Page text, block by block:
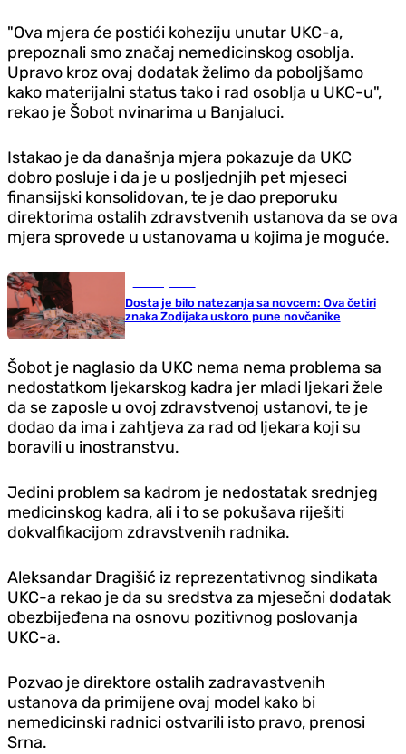
"Ova mjera će postići koheziju unutar UKC-a,
prepoznali smo značaj nemedicinskog osoblja.
Upravo kroz ovaj dodatak želimo da poboljšamo
kako materijalni status tako i rad osoblja u UKC-u",
rekao je Šobot nvinarima u Banjaluci.
Istakao je da današnja mjera pokazuje da UKC
dobro posluje i da je u posljednjih pet mjeseci
finansijski konsolidovan, te je dao preporuku
direktorima ostalih zdravstvenih ustanova da se ova
mjera sprovede u ustanovama u kojima je moguće.
Dosta je bilo natezanja sa novcem: Ova četiri
znaka Zodijaka uskoro pune novčanike
Šobot je naglasio da UKC nema nema problema sa
nedostatkom ljekarskog kadra jer mladi ljekari žele
da se zaposle u ovoj zdravstvenoj ustanovi, te je
dodao da ima i zahtjeva za rad od ljekara koji su
boravili u inostranstvu.
Jedini problem sa kadrom je nedostatak srednjeg
medicinskog kadra, ali i to se pokušava riješiti
dokvalfikacijom zdravstvenih radnika.
Aleksandar Dragišić iz reprezentativnog sindikata
UKC-a rekao je da su sredstva za mjesečni dodatak
obezbijeđena na osnovu pozitivnog poslovanja
UKC-a.
Pozvao je direktore ostalih zadravastvenih
ustanova da primijene ovaj model kako bi
nemedicinski radnici ostvarili isto pravo, prenosi
Srna.